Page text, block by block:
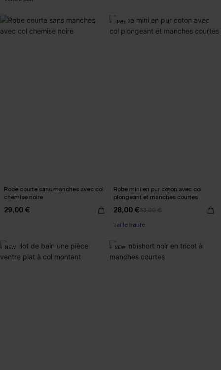
Robe courte sans manches avec col
chemise noire
29,00 €
-15%
Robe mini en pur coton avec col
plongeant et manches courtes
28,00 €33,00 €
Taille haute
NEW NEW